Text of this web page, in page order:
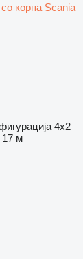
корпа Scania
4x2
17 м